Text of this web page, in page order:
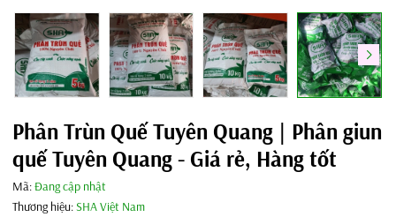
Phân Trùn Quế Tuyên Quang | Phân giun
quế Tuyên Quang - Giá rẻ, Hàng tốt
Mã:Đang cập nhật
Thương hiệu:SHA Việt Nam